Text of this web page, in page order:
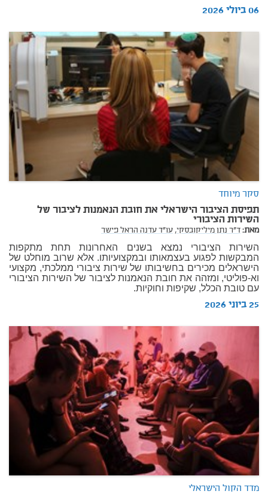
06 ביולי 2026
סקר מיוחד
תפיסת הציבור הישראלי את חובת הנאמנות לציבור של
השירות הציבורי
מאת:ד"ר נתן מיליקובסקי, עו"ד עדנה הראל פישר
השירות הציבורי נמצא בשנים האחרונות תחת מתקפות
המבקשות לפגוע בעצמאותו ובמקצועיותו. אלא שרוב מוחלט של
הישראלים מכירים בחשיבותו של שירות ציבורי ממלכתי, מקצועי
וא-פוליטי, ומזהה את חובת הנאמנות לציבור של השירות הציבורי
עם טובת הכלל, שקיפות וחוקיות.
25 ביוני 2026
מדד הקול הישראלי